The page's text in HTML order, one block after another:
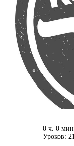
0 ч. 0 мин.
Уроков: 21